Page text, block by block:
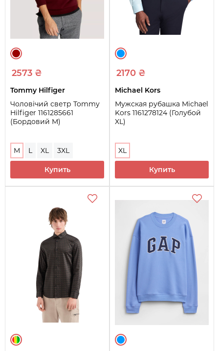
2573 ₴
Tommy Hilfiger
Чоловічий светр Tommy
Hilfiger 1161285661
(Бордовий M)
M L XL 3XL
Купить
2170 ₴
Michael Kors
Мужская рубашка Michael
Kors 1161278124 (Голубой
XL)
XL
Купить